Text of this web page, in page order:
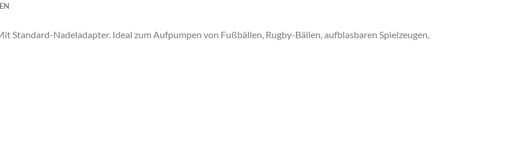
Standard-Nadeladapter. Ideal zum Aufpumpen von Fußbällen, Rugby-Bällen, aufblasbaren Spielzeugen,